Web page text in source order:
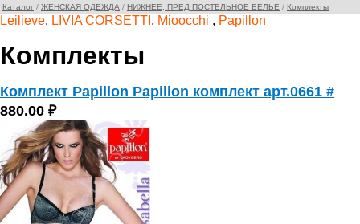
Каталог / ЖЕНСКАЯ ОДЕЖДА / НИЖНЕЕ, ПРЕД ПОСТЕЛЬНОЕ БЕЛЬЕ / Комплекты
Leilieve, LIVIA CORSETTI , Mioocchi , Papillon
Комплекты
Комплект Papillon Papillon комплект арт.0661 #
880.00 ₽